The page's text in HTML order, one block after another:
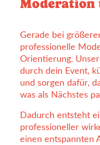
Moderation
Gerade bei
professionelle
Orientierung.
durch dein Event,
und sorgen dafür,
was als Nächstes
Dadurch entsteht
professioneller
einen entspannten